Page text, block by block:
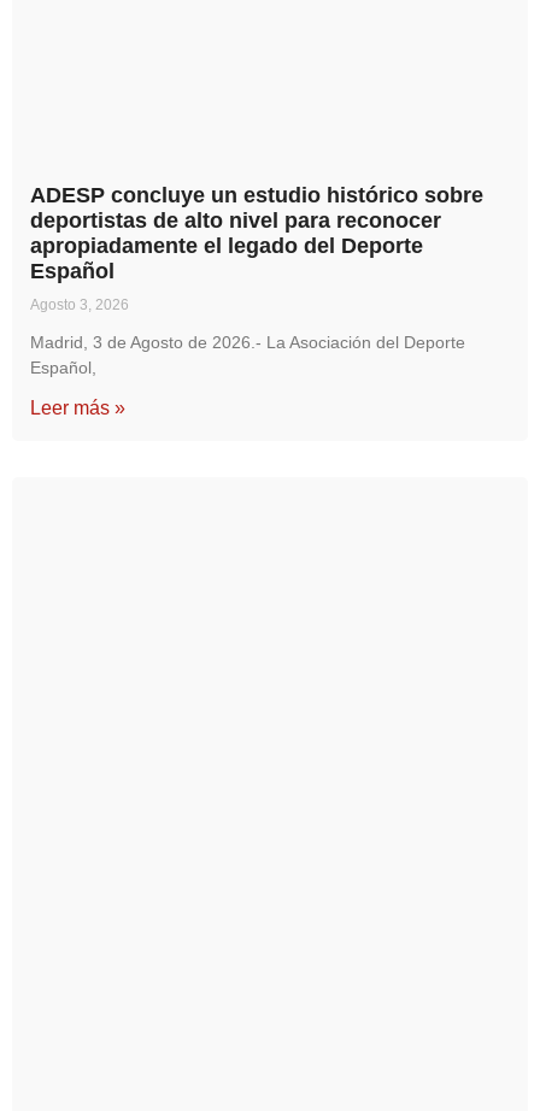
ADESP concluye un estudio histórico sobre
deportistas de alto nivel para reconocer
apropiadamente el legado del Deporte
Español
Agosto 3, 2026
Madrid, 3 de Agosto de 2026.- La Asociación del Deporte
Español,
Leer más »